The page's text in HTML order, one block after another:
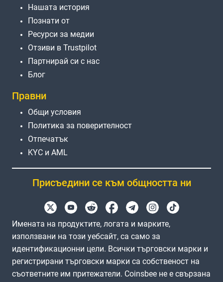
Нашата история
Познати от
Ресурси за медии
Отзиви в Trustpilot
Партнирай си с нас
Блог
Правни
Общи условия
Политика за поверителност
Отпечатък
KYC и AML
Присъедини се към общността ни
Имената на продуктите, логата и марките,
използвани на този уебсайт, са само за
идентификационни цели. Всички търговски марки и
регистрирани търговски марки са собственост на
съответните им притежатели. Coinsbee не е свързана